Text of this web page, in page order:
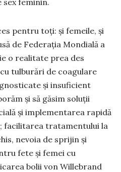
sex feminin.
pentru toți: și femeile, și
de Federația Mondială a
o realitate prea des
tulburări de coagulare
și insuficient
și să găsim soluții
și implementarea rapidă
facilitarea tratamentului la
nevoia de sprijin și
fete și femei cu
bolii von Willebrand